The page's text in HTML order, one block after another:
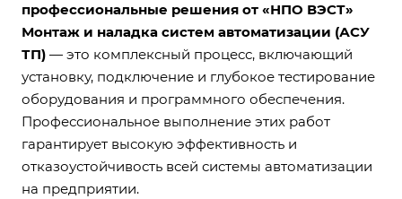
профессиональные решения от «НПО ВЭСТ»
Монтаж и наладка систем автоматизации (АСУ
ТП) — это комплексный процесс, включающий
установку, подключение и глубокое тестирование
оборудования и программного обеспечения.
Профессиональное выполнение этих работ
гарантирует высокую эффективность и
отказоустойчивость всей системы автоматизации
на предприятии.